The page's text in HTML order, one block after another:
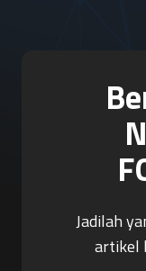
Jadilah
artikel